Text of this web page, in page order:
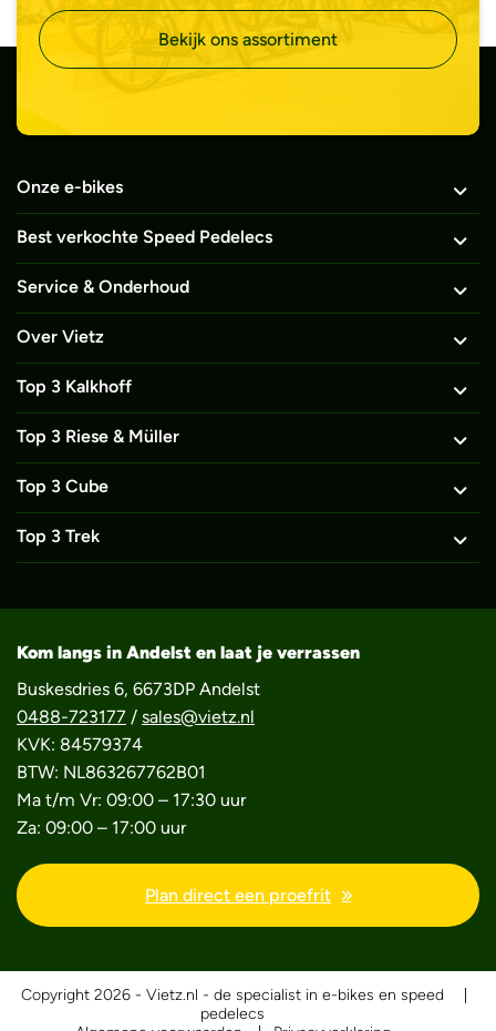
Bekijk ons assortiment
Onze e-bikes
Best verkochte Speed Pedelecs
Service & Onderhoud
Over Vietz
Top 3 Kalkhoff
Top 3 Riese & Müller
Top 3 Cube
Top 3 Trek
Kom langs in Andelst en laat je verrassen
Buskesdries 6, 6673DP Andelst
0488-723177 / sales@vietz.nl
KVK: 84579374
BTW: NL863267762B01
Ma t/m Vr: 09:00 – 17:30 uur
Za: 09:00 – 17:00 uur
Plan direct een proefrit
Copyright 2026 - Vietz.nl - de specialist in e-bikes en speed
pedelecs